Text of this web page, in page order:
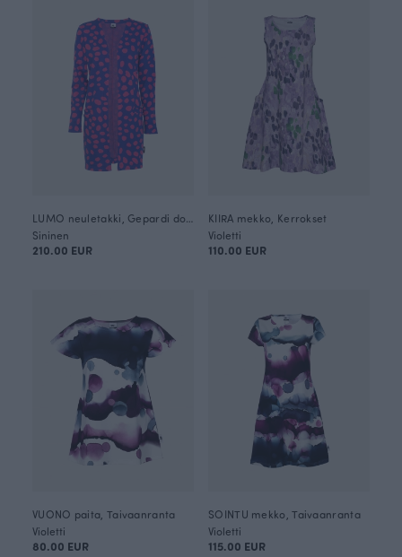
Sininen
210.00 EUR
KIIRA mekko, Kerrokset
Violetti
110.00 EUR
VUONO paita, Taivaanranta
Violetti
80.00 EUR
SOINTU mekko, Taivaanranta
Violetti
115.00 EUR